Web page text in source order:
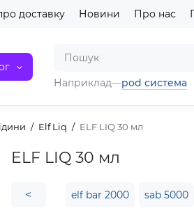
доставку Новини Про нас
Наприклад—pod система
Elf Liq ELF LIQ 30 мл
ELF LIQ 30 мл
< elf bar 2000 sab 5000